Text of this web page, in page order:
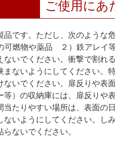
ご使用にあ
です。ただし、次のような
可燃物や薬品 ２）鉄アレイ
いでください。衝撃で割れる
ないようにしてください。
いでください。扉反りや表
）の収納庫には、扉反りや
たりやすい場所は、表面の
いようにしてください。し
ないでください。